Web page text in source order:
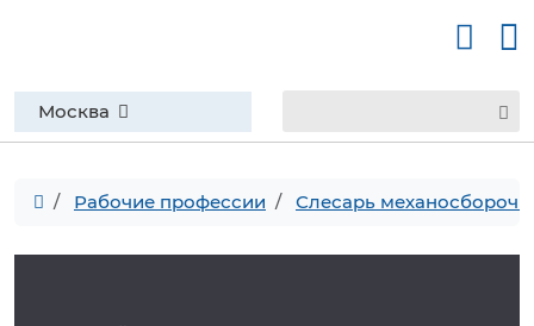
Москва
Рабочие профессии Слесарь